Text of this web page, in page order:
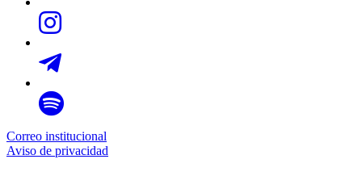
Correo institucional
Aviso de privacidad